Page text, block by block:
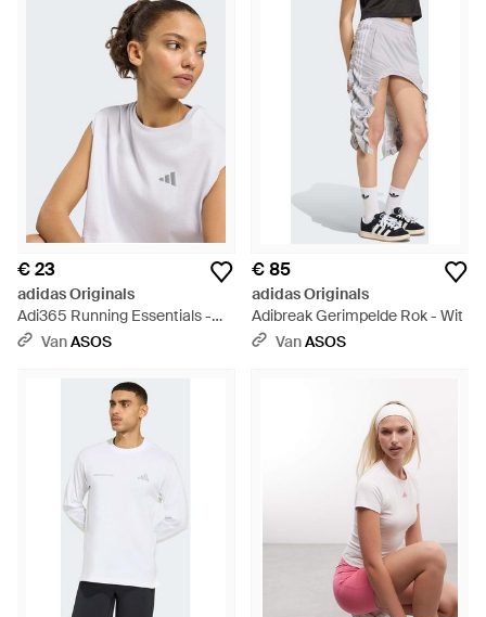
€ 23
adidas Originals
Adi365 Running Essentials -
Wit VanASOS
€ 85
adidas Originals
Adibreak Gerimpelde Rok - Wit
VanASOS